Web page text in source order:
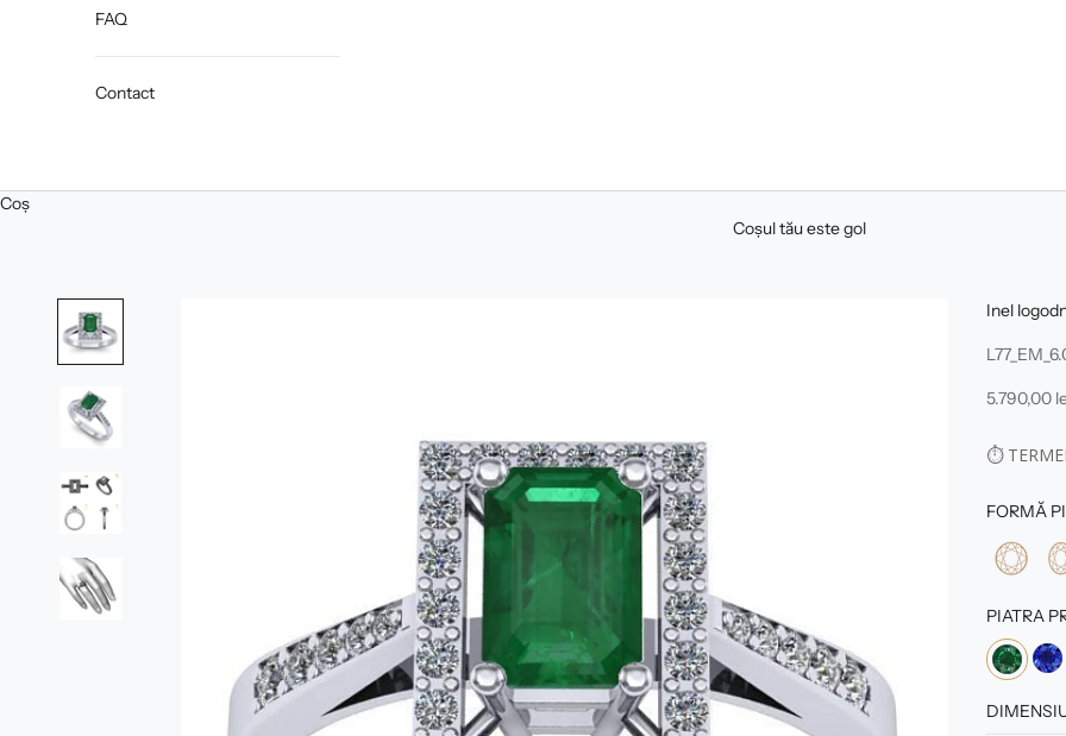
FAQ
Contact
Coș
Coșul tău este gol
Inel
Preț redus
5.790,00
⏱
FORMĂ
PIATRA